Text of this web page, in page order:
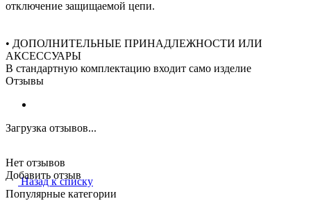
отключение защищаемой цепи.
• ДОПОЛНИТЕЛЬНЫЕ ПРИНАДЛЕЖНОСТИ ИЛИ
АКСЕССУАРЫ
В стандартную комплектацию входит само изделие
Отзывы
Загрузка отзывов...
Нет отзывов
Добавить отзыв
Назад к списку
Популярные категории